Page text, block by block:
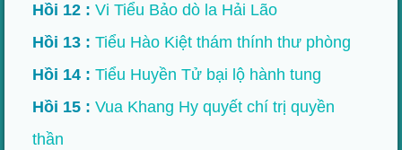
Hồi 12 : Vi Tiểu Bảo dò la Hải Lão
Hồi 13 : Tiểu Hào Kiệt thám thính thư phòng
Hồi 14 : Tiểu Huyền Tử bại lộ hành tung
Hồi 15 : Vua Khang Hy quyết chí trị quyền
thần